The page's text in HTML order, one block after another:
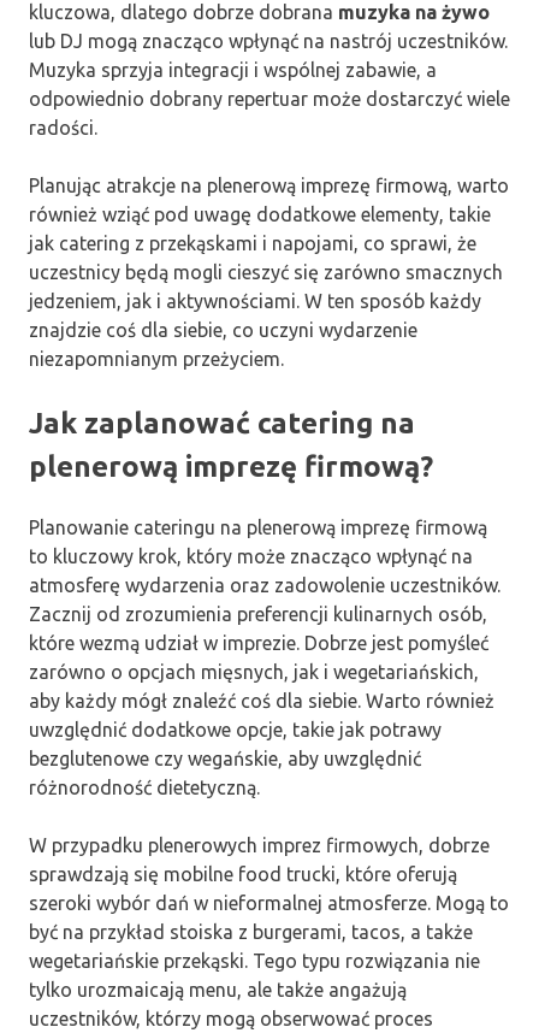
kluczowa, dlatego dobrze dobrana muzyka na żywo
lub DJ mogą znacząco wpłynąć na nastrój uczestników.
Muzyka sprzyja integracji i wspólnej zabawie, a
odpowiednio dobrany repertuar może dostarczyć wiele
radości.
Planując atrakcje na plenerową imprezę firmową, warto
również wziąć pod uwagę dodatkowe elementy, takie
jak catering z przekąskami i napojami, co sprawi, że
uczestnicy będą mogli cieszyć się zarówno smacznych
jedzeniem, jak i aktywnościami. W ten sposób każdy
znajdzie coś dla siebie, co uczyni wydarzenie
niezapomnianym przeżyciem.
Jak zaplanować catering na
plenerową imprezę firmową?
Planowanie cateringu na plenerową imprezę firmową
to kluczowy krok, który może znacząco wpłynąć na
atmosferę wydarzenia oraz zadowolenie uczestników.
Zacznij od zrozumienia preferencji kulinarnych osób,
które wezmą udział w imprezie. Dobrze jest pomyśleć
zarówno o opcjach mięsnych, jak i wegetariańskich,
aby każdy mógł znaleźć coś dla siebie. Warto również
uwzględnić dodatkowe opcje, takie jak potrawy
bezglutenowe czy wegańskie, aby uwzględnić
różnorodność dietetyczną.
W przypadku plenerowych imprez firmowych, dobrze
sprawdzają się mobilne food trucki, które oferują
szeroki wybór dań w nieformalnej atmosferze. Mogą to
być na przykład stoiska z burgerami, tacos, a także
wegetariańskie przekąski. Tego typu rozwiązania nie
tylko urozmaicają menu, ale także angażują
uczestników, którzy mogą obserwować proces